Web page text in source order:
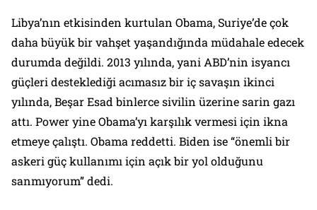
Libya’nın etkisinden kurtulan Obama, Suriye’de çok
daha büyük bir vahşet yaşandığında müdahale edecek
durumda değildi. 2013 yılında, yani ABD’nin isyancı
güçleri desteklediği acımasız bir iç savaşın ikinci
yılında, Beşar Esad binlerce sivilin üzerine sarin gazı
attı. Power yine Obama’yı karşılık vermesi için ikna
etmeye çalıştı. Obama reddetti. Biden ise “önemli bir
askeri güç kullanımı için açık bir yol olduğunu
sanmıyorum” dedi.